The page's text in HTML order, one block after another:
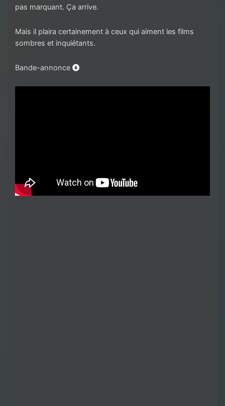
pas marquant. Ça arrive.
Mais il plaira certainement à ceux qui aiment les films
sombres et inquiétants.
Bande-annonce